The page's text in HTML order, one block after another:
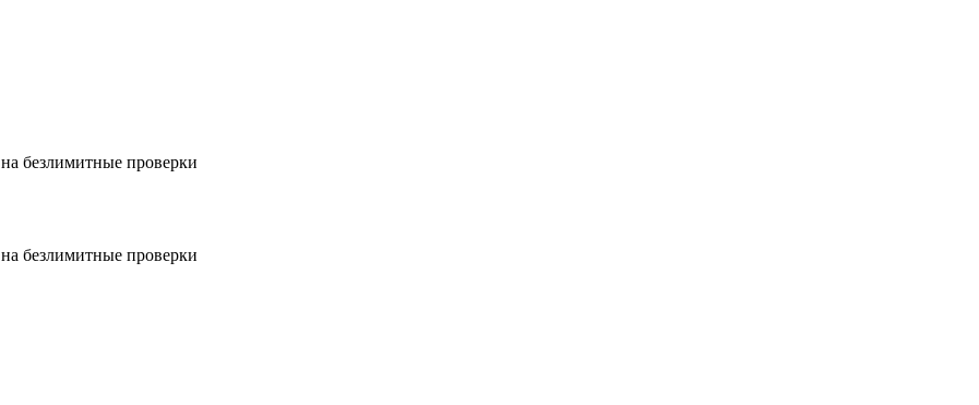
на безлимитные проверки
на безлимитные проверки